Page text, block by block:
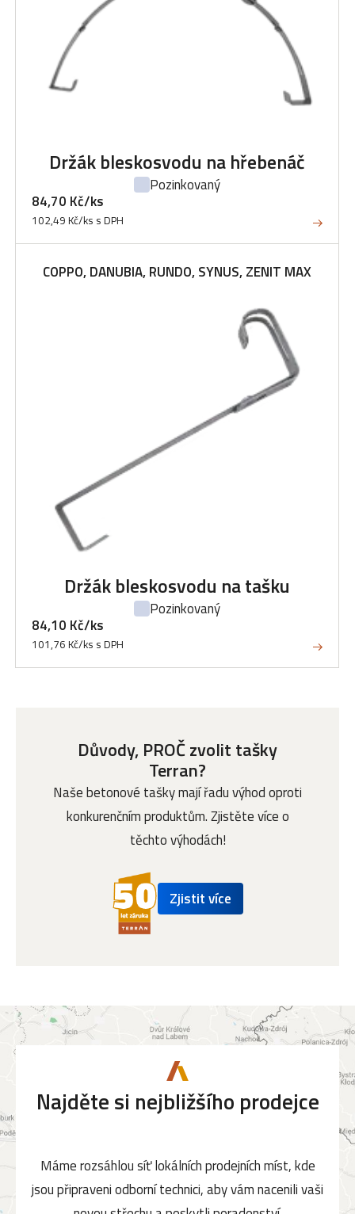
Držák bleskosvodu na hřebenáč
Pozinkovaný
84,70 Kč/ks
102,49 Kč/ks s DPH
COPPO, DANUBIA, RUNDO, SYNUS, ZENIT MAX
Držák bleskosvodu na tašku
Pozinkovaný
84,10 Kč/ks
101,76 Kč/ks s DPH
Důvody, PROČ zvolit tašky
Terran?
Naše betonové tašky mají řadu výhod oproti
konkurenčním produktům. Zjistěte více o
těchto výhodách!
Zjistit více
Najděte si nejbližšího prodejce
Máme rozsáhlou síť lokálních prodejních míst, kde
jsou připraveni odborní technici, aby vám nacenili vaši